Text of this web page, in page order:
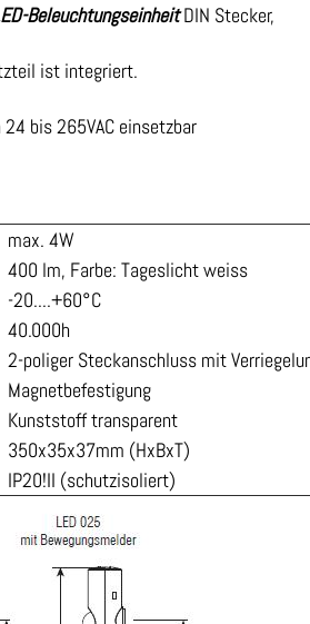
BeleuchtungseinheitDIN Stecker,
ist integriert.
bis 265VAC einsetzbar
max. 4W
400 lm, Farbe: Tageslicht weiss
-20....+60°C
40.000h
2-poliger Steckanschluss mit
Magnetbefestigung
Kunststoff transparent
350x35x37mm (HxBxT)
IP20!II (schutzisoliert)